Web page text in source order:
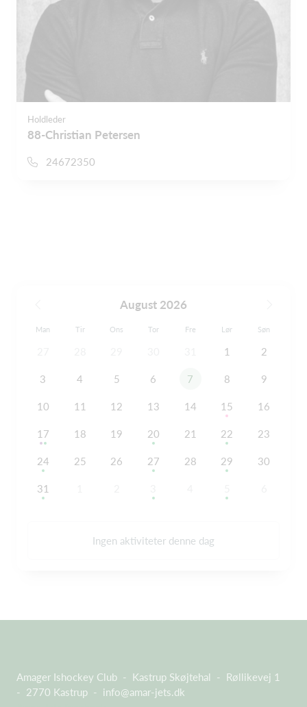
Holdleder
88-Christian Petersen
24672350
August 2026
Man Tir Ons Tor Fre Lør Søn
1 2
3 4 5 6 7 8 9
10 11 12 13 14 15 16
17 18 19 20 21 22 23
24 25 26 27 28 29 30
31
Ingen aktiviteter denne dag
Amager Ishockey Club - Kastrup Skøjtehal - Røllikevej 1
- 2770 Kastrup - info@amar-jets.dk